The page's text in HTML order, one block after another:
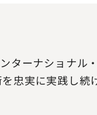
ターナショナル
忠実に実践し続